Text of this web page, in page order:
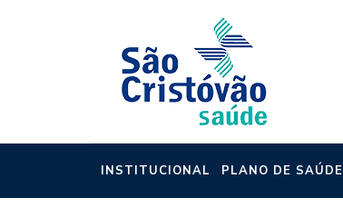
INSTITUCIONAL PLANO DE SAÚDE